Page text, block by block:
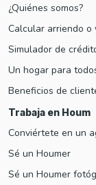
¿Quiénes somos?
Calcular arriendo o
Simulador de
Un hogar para
Beneficios de
Trabaja en Houm
Conviértete en un
Sé un Houmer
Sé un Houmer